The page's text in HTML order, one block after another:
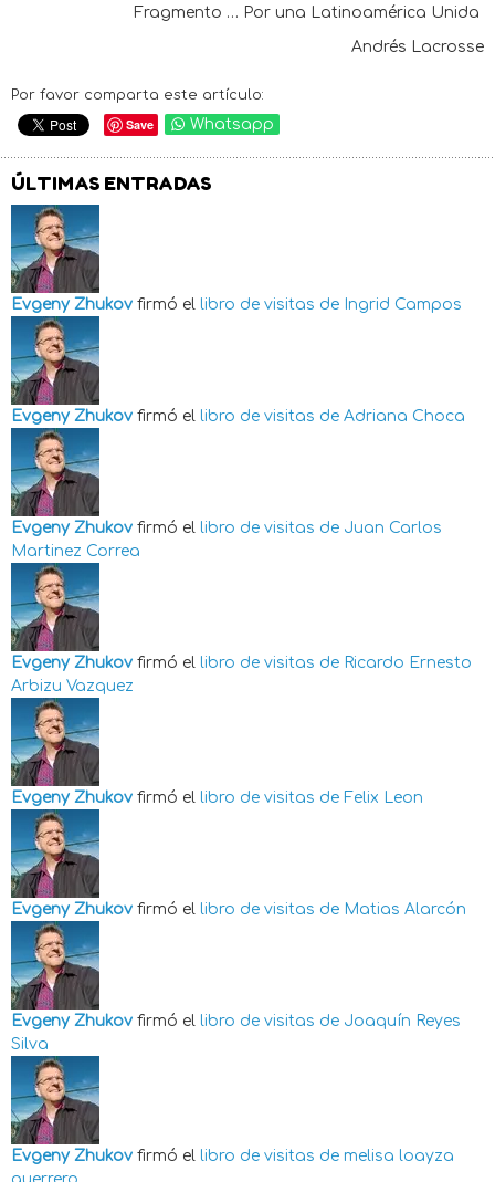
Fragmento … Por una Latinoamérica Unida
Andrés Lacrosse
Por favor comparta este artículo:
Save Whatsapp
ÚLTIMAS ENTRADAS
Evgeny Zhukov firmó el libro de visitas de Ingrid Campos
Evgeny Zhukov firmó el libro de visitas de Adriana Choca
Evgeny Zhukov firmó el libro de visitas de Juan Carlos
Martinez Correa
Evgeny Zhukov firmó el libro de visitas de Ricardo Ernesto
Arbizu Vazquez
Evgeny Zhukov firmó el libro de visitas de Felix Leon
Evgeny Zhukov firmó el libro de visitas de Matias Alarcón
Evgeny Zhukov firmó el libro de visitas de Joaquín Reyes
Silva
Evgeny Zhukov firmó el libro de visitas de melisa loayza